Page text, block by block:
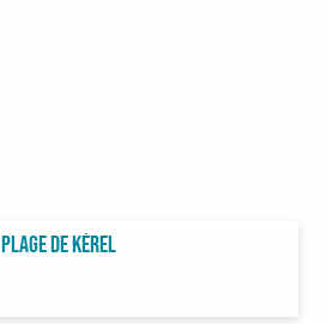
Plage de Kérel